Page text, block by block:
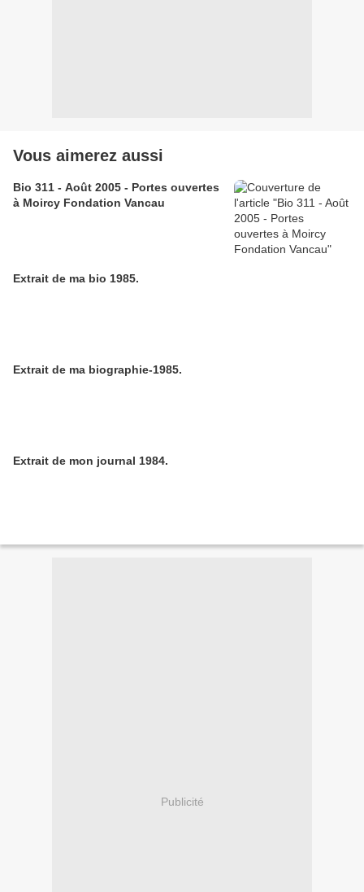
Vous aimerez aussi
Bio 311 - Août 2005 - Portes ouvertes
à Moircy Fondation Vancau
Extrait de ma bio 1985.
Extrait de ma biographie-1985.
Extrait de mon journal 1984.
Publicité